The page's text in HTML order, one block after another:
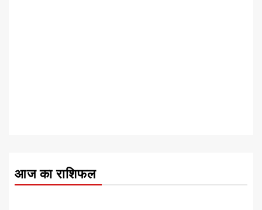
आज का राशिफल